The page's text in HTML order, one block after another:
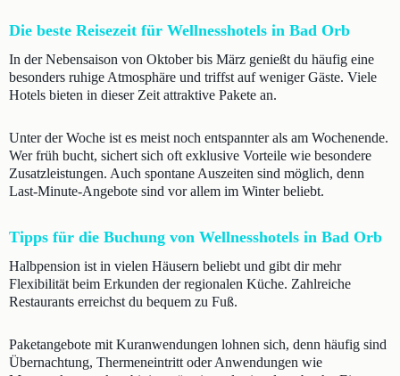
Die beste Reisezeit für Wellnesshotels in Bad Orb
In der Nebensaison von Oktober bis März genießt du häufig eine
besonders ruhige Atmosphäre und triffst auf weniger Gäste. Viele
Hotels bieten in dieser Zeit attraktive Pakete an.
Unter der Woche ist es meist noch entspannter als am Wochenende.
Wer früh bucht, sichert sich oft exklusive Vorteile wie besondere
Zusatzleistungen. Auch spontane Auszeiten sind möglich, denn
Last-Minute-Angebote sind vor allem im Winter beliebt.
Tipps für die Buchung von Wellnesshotels in Bad Orb
Halbpension ist in vielen Häusern beliebt und gibt dir mehr
Flexibilität beim Erkunden der regionalen Küche. Zahlreiche
Restaurants erreichst du bequem zu Fuß.
Paketangebote mit Kuranwendungen lohnen sich, denn häufig sind
Übernachtung, Thermeneintritt oder Anwendungen wie